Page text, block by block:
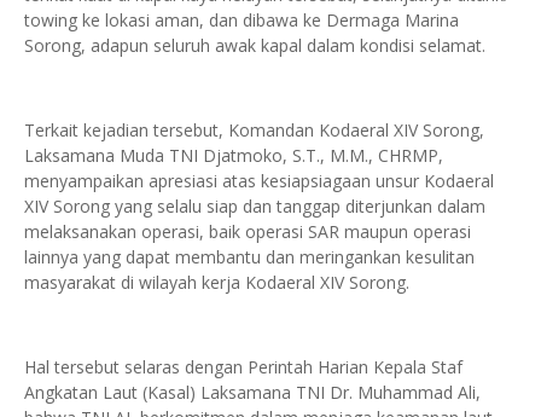
towing ke lokasi aman, dan dibawa ke Dermaga Marina
Sorong, adapun seluruh awak kapal dalam kondisi selamat.
‎Terkait kejadian tersebut, Komandan Kodaeral XIV Sorong,
Laksamana Muda TNI Djatmoko, S.T., M.M., CHRMP,
menyampaikan apresiasi atas kesiapsiagaan unsur Kodaeral
XIV Sorong yang selalu siap dan tanggap diterjunkan dalam
melaksanakan operasi, baik operasi SAR maupun operasi
lainnya yang dapat membantu dan meringankan kesulitan
masyarakat di wilayah kerja Kodaeral XIV Sorong.
Hal tersebut selaras dengan Perintah Harian Kepala Staf
Angkatan Laut (Kasal) Laksamana TNI Dr. Muhammad Ali,